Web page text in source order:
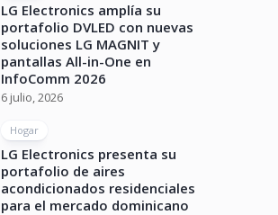
LG Electronics amplía su
portafolio DVLED con nuevas
soluciones LG MAGNIT y
pantallas All-in-One en
InfoComm 2026
6 julio, 2026
Hogar
LG Electronics presenta su
portafolio de aires
acondicionados residenciales
para el mercado dominicano